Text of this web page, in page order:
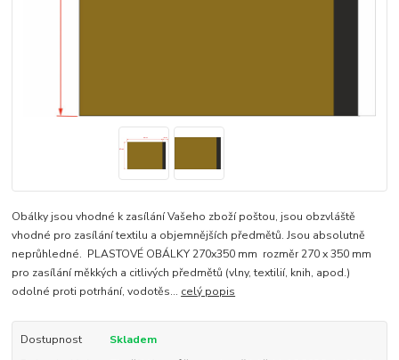
Obálky jsou vhodné k zasílání Vašeho zboží poštou, jsou obzvláště
vhodné pro zasílání textilu a objemnějších předmětů. Jsou absolutně
neprůhledné. PLASTOVÉ OBÁLKY 270x350 mm rozměr 270 x 350 mm
pro zasílání měkkých a citlivých předmětů (vlny, textilií, knih, apod.)
odolné proti potrhání, vodotěs... celý popis
Dostupnost
Skladem